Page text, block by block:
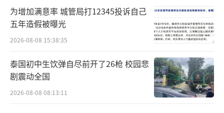
为增加满意率 城管局打12345投诉自己
五年造假被曝光
2026-08-08 15:38:35
泰国初中生饮弹自尽前开了26枪 校园悲
剧震动全国
2026-08-08 08:13:11